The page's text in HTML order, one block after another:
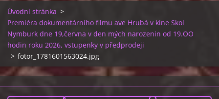
Úvodní stránka >
Premiéra dokumentárního filmu ave Hrubá v kine Skol
Nymburk dne 19,června v den mých narozenin od 19.OO
hodin roku 2026, vstupenky v předprodeji
> fotor_1781601563024.jpg